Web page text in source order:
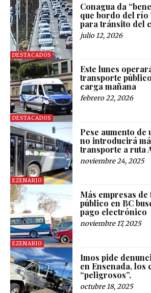
DESTACADOS
Conagua da
que bordo del río
para tránsito del
julio 12, 2026
DESTACADOS
Este lunes
transporte
carga mañana
febrero 22, 2026
EZENARIO
Pese aumento de
no introducirá
transporte a ruta
noviembre 24, 2025
EZENARIO
Más empresas
público en BC
pago electrónico
noviembre 17, 2025
Imos pide
en Ensenada, los
“peligrosos”.
octubre 18, 2025